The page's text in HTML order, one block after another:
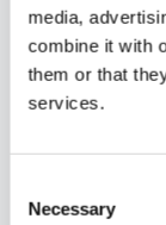
media,
combine it with
them or that
services.
Selection
Necessary